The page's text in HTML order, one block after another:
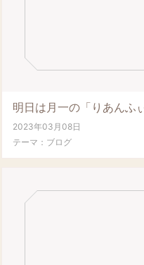
2023年03月08日
テーマ： ブログ